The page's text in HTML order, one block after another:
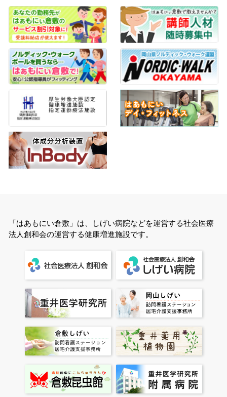
「はあもにい倉敷」は、しげい病院などを運営する社会医療
法人創和会の運営する健康増進施設です。